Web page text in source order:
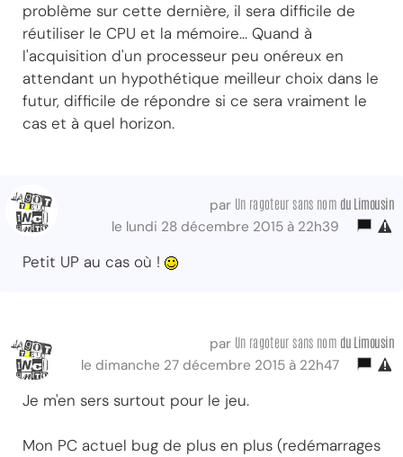
problème sur cette dernière, il sera difficile de
réutiliser le CPU et la mémoire... Quand à
l'acquisition d'un processeur peu onéreux en
attendant un hypothétique meilleur choix dans le
futur, difficile de répondre si ce sera vraiment le
cas et à quel horizon.
par Un ragoteur sans nom du Limousin
le lundi 28 décembre 2015 à 22h39
Petit UP au cas où !
par Un ragoteur sans nom du Limousin
le dimanche 27 décembre 2015 à 22h47
Je m'en sers surtout pour le jeu.
Mon PC actuel bug de plus en plus (redémarrages